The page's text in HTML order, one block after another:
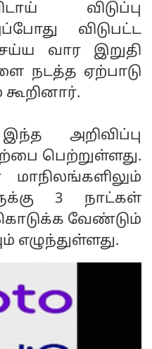
விடுப்பு
விடுபட்ட
வார இறுதி
நடத்த ஏற்பாடு
அறிவிப்பு
பெற்றுள்ளது.
3 நாட்கள்
கொடுக்க வேண்டும்
எழுந்துள்ளது.